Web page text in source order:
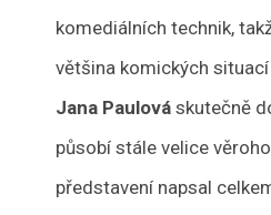
komediálních technik,
většina komických situací
Jana Paulová skutečně
působí stále velice
představení napsal